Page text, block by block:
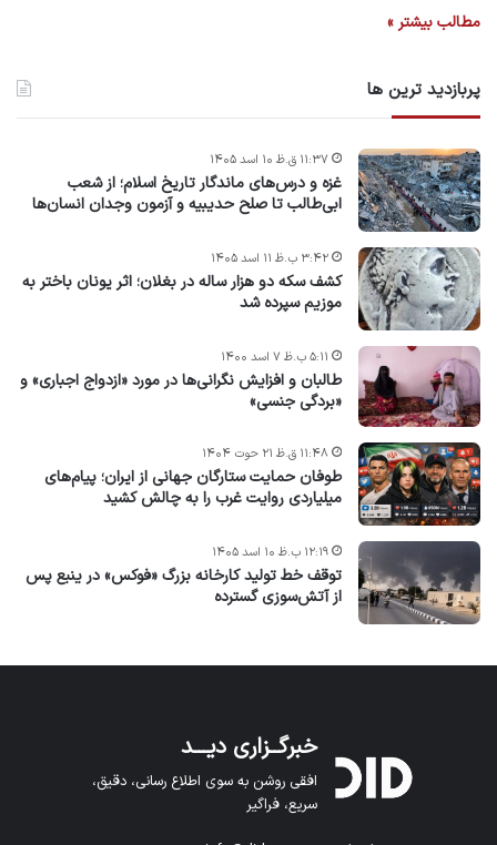
مطالب بیشتر »
پربازدید ترین ها
غزه و درس‌های ماندگار تاریخ اسلام؛ از شعب
ابی‌طالب تا صلح حدیبیه و آزمون وجدان انسان‌ها
۱۱:۳۷ ق.ظ ۱۰ اسد ۱۴۰۵
کشف سکه دو هزار ساله در بغلان؛ اثر یونان باختر به
موزیم سپرده شد
۳:۴۲ ب.ظ ۱۱ اسد ۱۴۰۵
طالبان و افزایش نگرانی‌ها در مورد «ازدواج اجباری» و
«بردگی جنسی»
۵:۱۱ ب.ظ ۷ اسد ۱۴۰۰
طوفان حمایت ستارگان جهانی از ایران؛ پیام‌های
میلیاردی روایت غرب را به چالش کشید
۱۱:۴۸ ق.ظ ۲۱ حوت ۱۴۰۴
توقف خط تولید کارخانه بزرگ «فوکس» در ینبع پس
از آتش‌سوزی گسترده
۱۲:۱۹ ب.ظ ۱۰ اسد ۱۴۰۵
خبرگــزاری دیـــد
افقی روشن به سوی اطلاع رسانی، دقیق،
سریع، فراگیر